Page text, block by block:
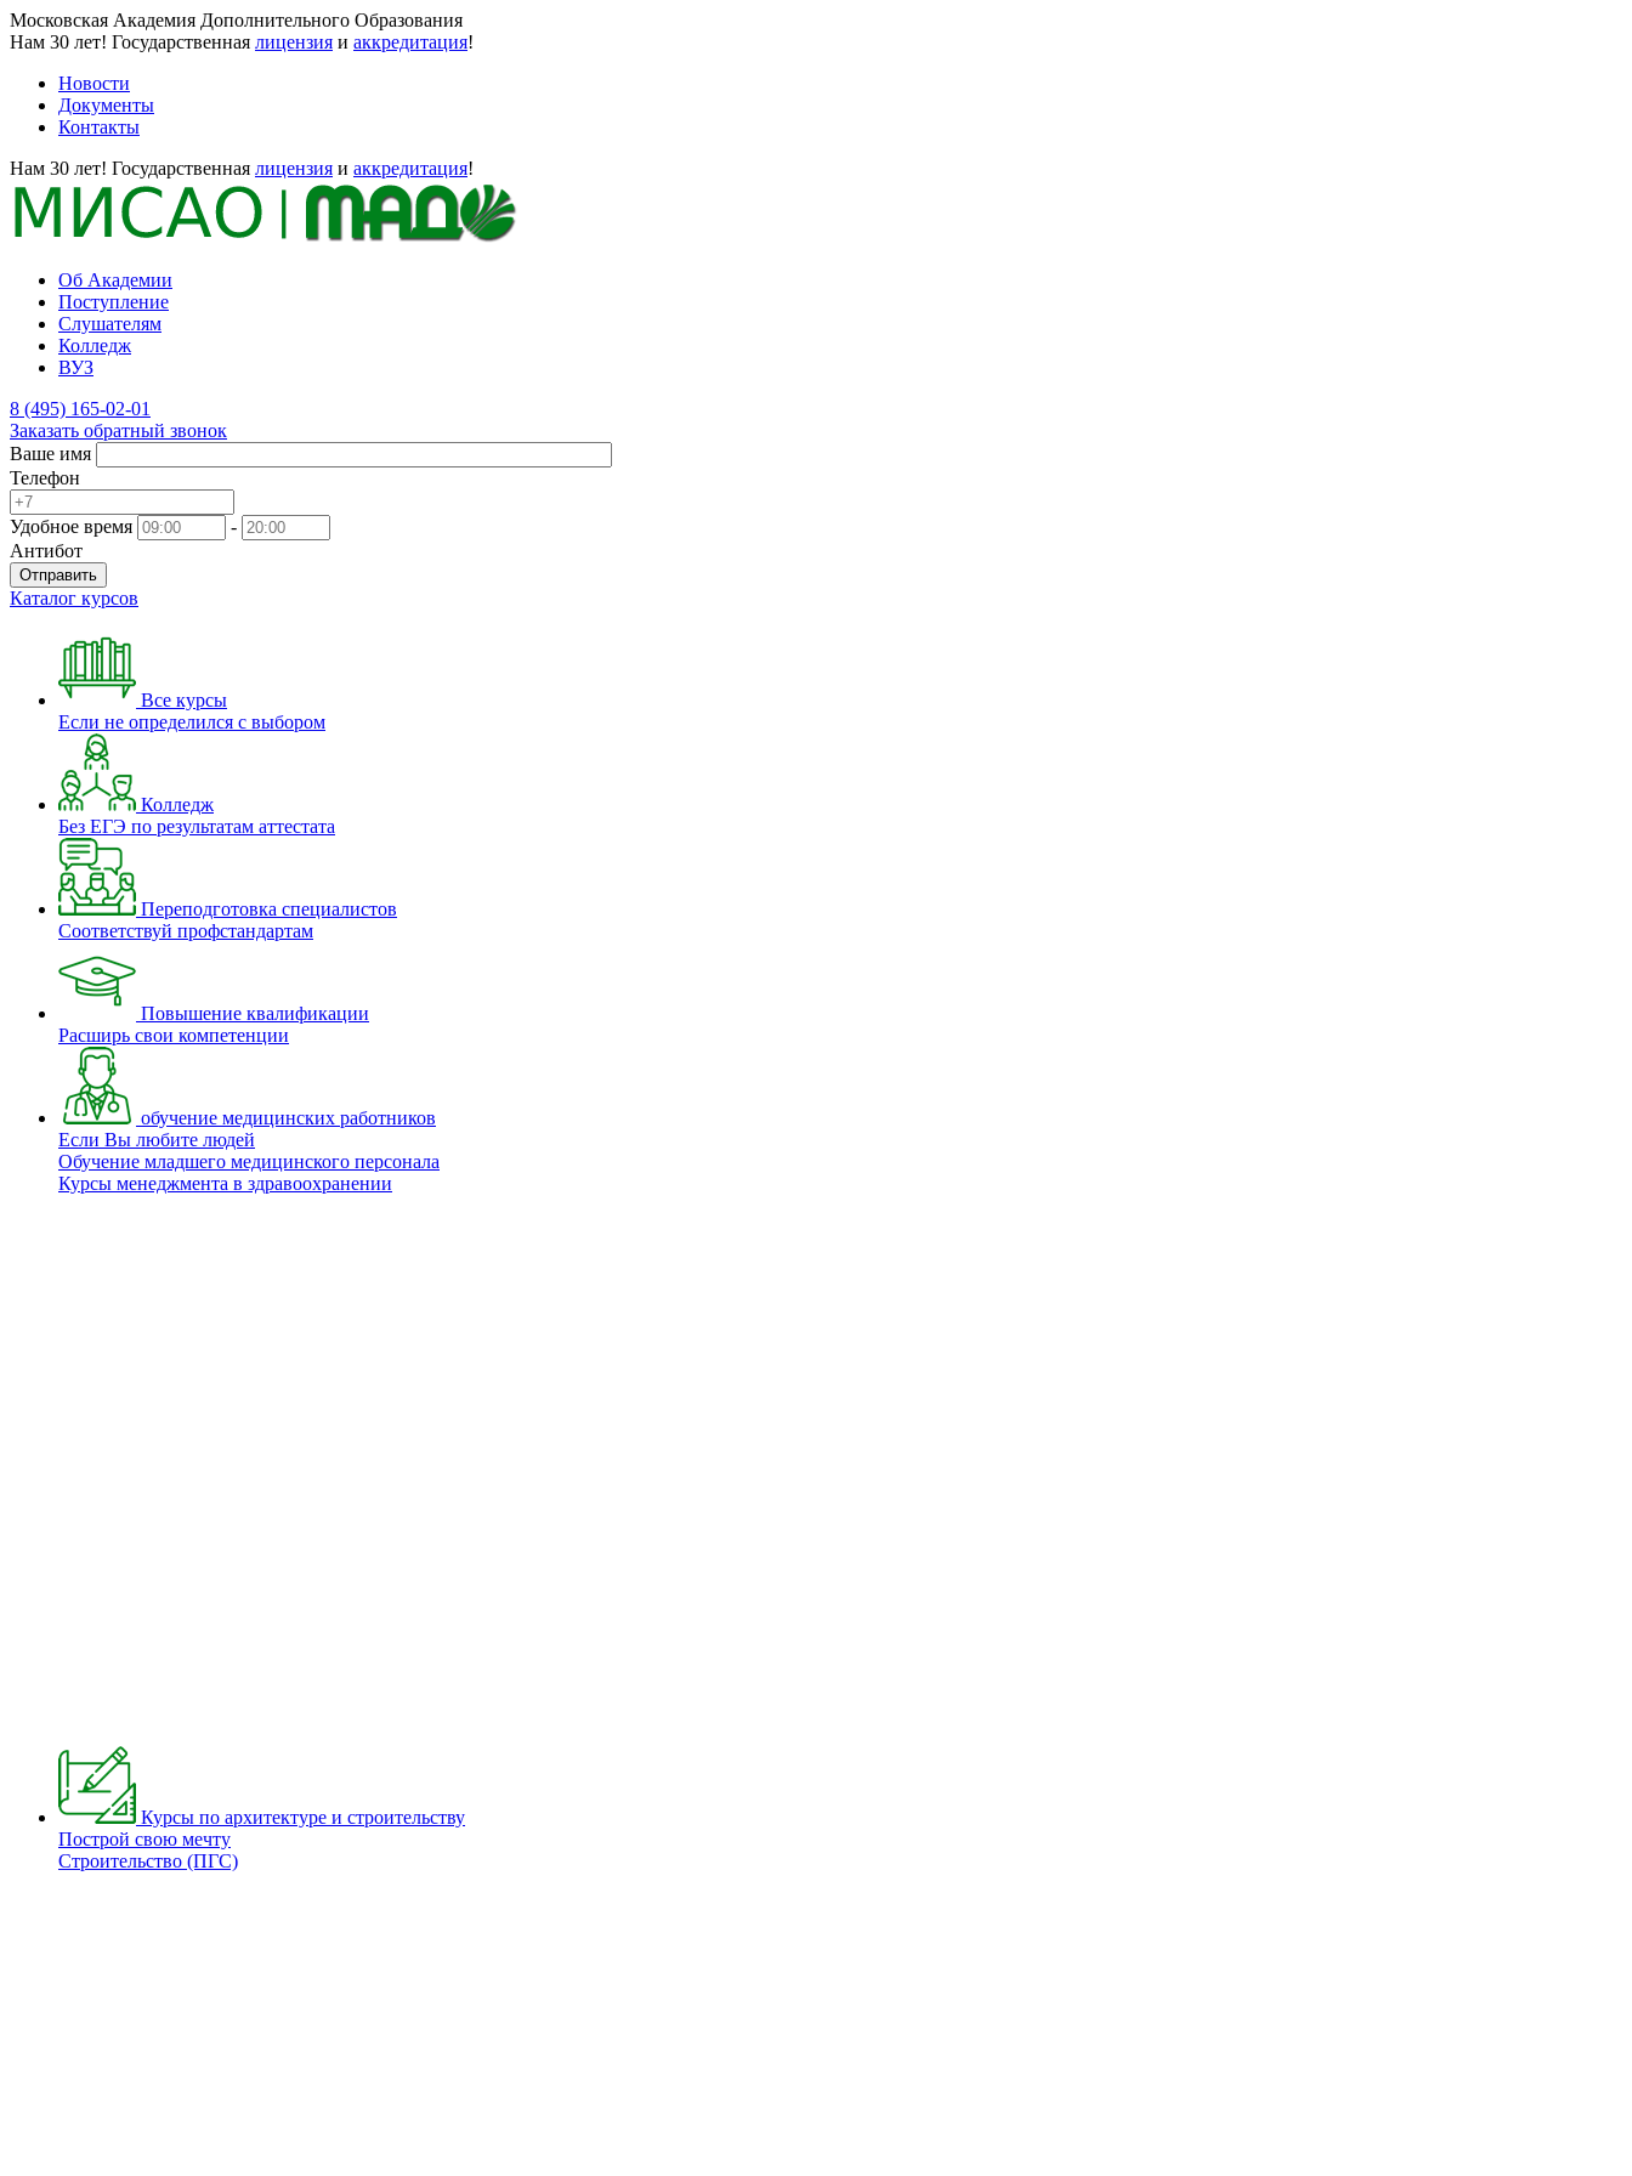
Московская Академия Дополнительного Образования
Нам 30 лет! Государственная лицензия и аккредитация!
Новости
Документы
Контакты
Нам 30 лет! Государственная лицензия и аккредитация!
Об Академии
Поступление
Слушателям
Колледж
ВУЗ
8 (495) 165-02-01
Заказать обратный звонок
Ваше имя
Телефон
Удобное время
-
Антибот
Отправить
Каталог курсов
Все курсы
Если не определился с выбором
Колледж
Без ЕГЭ по результатам аттестата
Переподготовка специалистов
Соответствуй профстандартам
Повышение квалификации
Расширь свои компетенции
обучение медицинских работников
Если Вы любите людей
Обучение младшего медицинского персонала
Курсы менеджмента в здравоохранении
Курсы по архитектуре и строительству
Построй свою мечту
Строительство (ПГС)